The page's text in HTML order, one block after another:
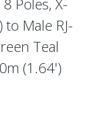
Male RJ-
Teal
(1.64')